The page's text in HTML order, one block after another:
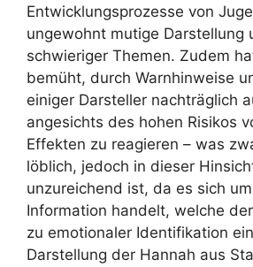
Entwicklungsprozesse von
ungewohnt mutige Darstellung
schwieriger Themen. Zudem
bemüht, durch Warnhinweise
einiger Darsteller nachträglich
angesichts des hohen Risikos
Effekten zu reagieren – was
löblich, jedoch in dieser
unzureichend ist, da es sich
Information handelt, welche
zu emotionaler Identifikation
Darstellung der Hannah aus